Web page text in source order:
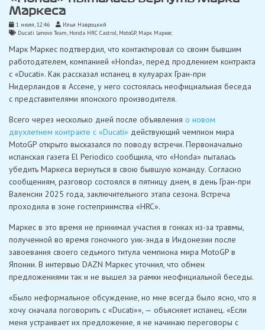
Маркеса
1 июля, 12:46
Илья Навроцкий
Ducati Lenovo Team, Honda HRC Castrol, MotoGP, Марк Маркес
Марк Маркес подтвердил, что контактировал со своим бывшим
работодателем, компанией «Honda», перед продлением контракта
с «Ducati». Как рассказал испанец в кулуарах Гран-при
Нидерландов в Ассене, у него состоялась неофициальная беседа
с представителями японского производителя.
Всего через несколько дней после объявления о новом
двухлетнем контракте с «Ducati» действующий чемпион мира
MotoGP открыто высказался по поводу встречи. Первоначально
испанская газета El Periodico сообщила, что «Honda» пыталась
убедить Маркеса вернуться в свою бывшую команду. Согласно
сообщениям, разговор состоялся в пятницу днем, в день Гран-при
Валенсии 2025 года, заключительного этапа сезона. Встреча
проходила в зоне гостеприимства «HRC».
Маркес в это время не принимал участия в гонках из-за травмы,
полученной во время гоночного уик-энда в Индонезии после
завоевания своего седьмого титула чемпиона мира MotoGP в
Японии. В интервью DAZN Маркес уточнил, что обмен
предложениями так и не вышел за рамки неофициальной беседы.
«Было неформальное обсуждение, но мне всегда было ясно, что я
хочу сначала поговорить с «Ducati»», — объясняет испанец. «Если
меня устраивает их предложение, я не начинаю переговоры с